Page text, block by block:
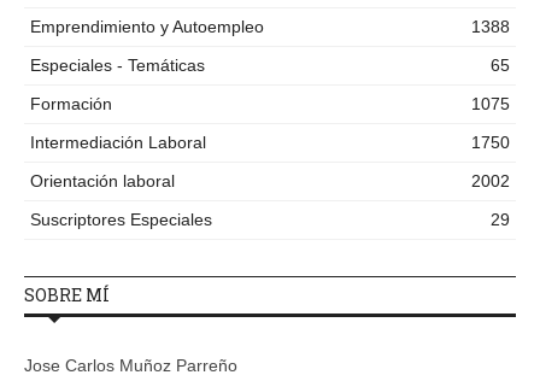
Emprendimiento y Autoempleo
1388
Especiales - Temáticas
65
Formación
1075
Intermediación Laboral
1750
Orientación laboral
2002
Suscriptores Especiales
29
SOBRE MÍ
Jose Carlos Muñoz Parreño